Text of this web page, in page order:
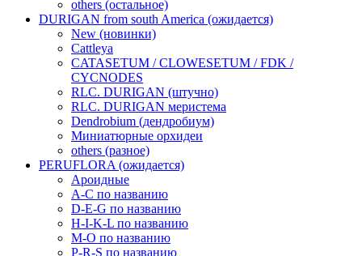
others (остальное)
DURIGAN from south America (ожидается)
New (новинки)
Cattleya
CATASETUM / CLOWESETUM / FDK /
CYCNODES
RLC. DURIGAN (штучно)
RLC. DURIGAN меристема
Dendrobium (дендробиум)
Миниатюрные орхидеи
others (разное)
PERUFLORA (ожидается)
Ароидные
A-C по названию
D-E-G по названию
H-I-K-L по названию
M-O по названию
P-R-S по названию